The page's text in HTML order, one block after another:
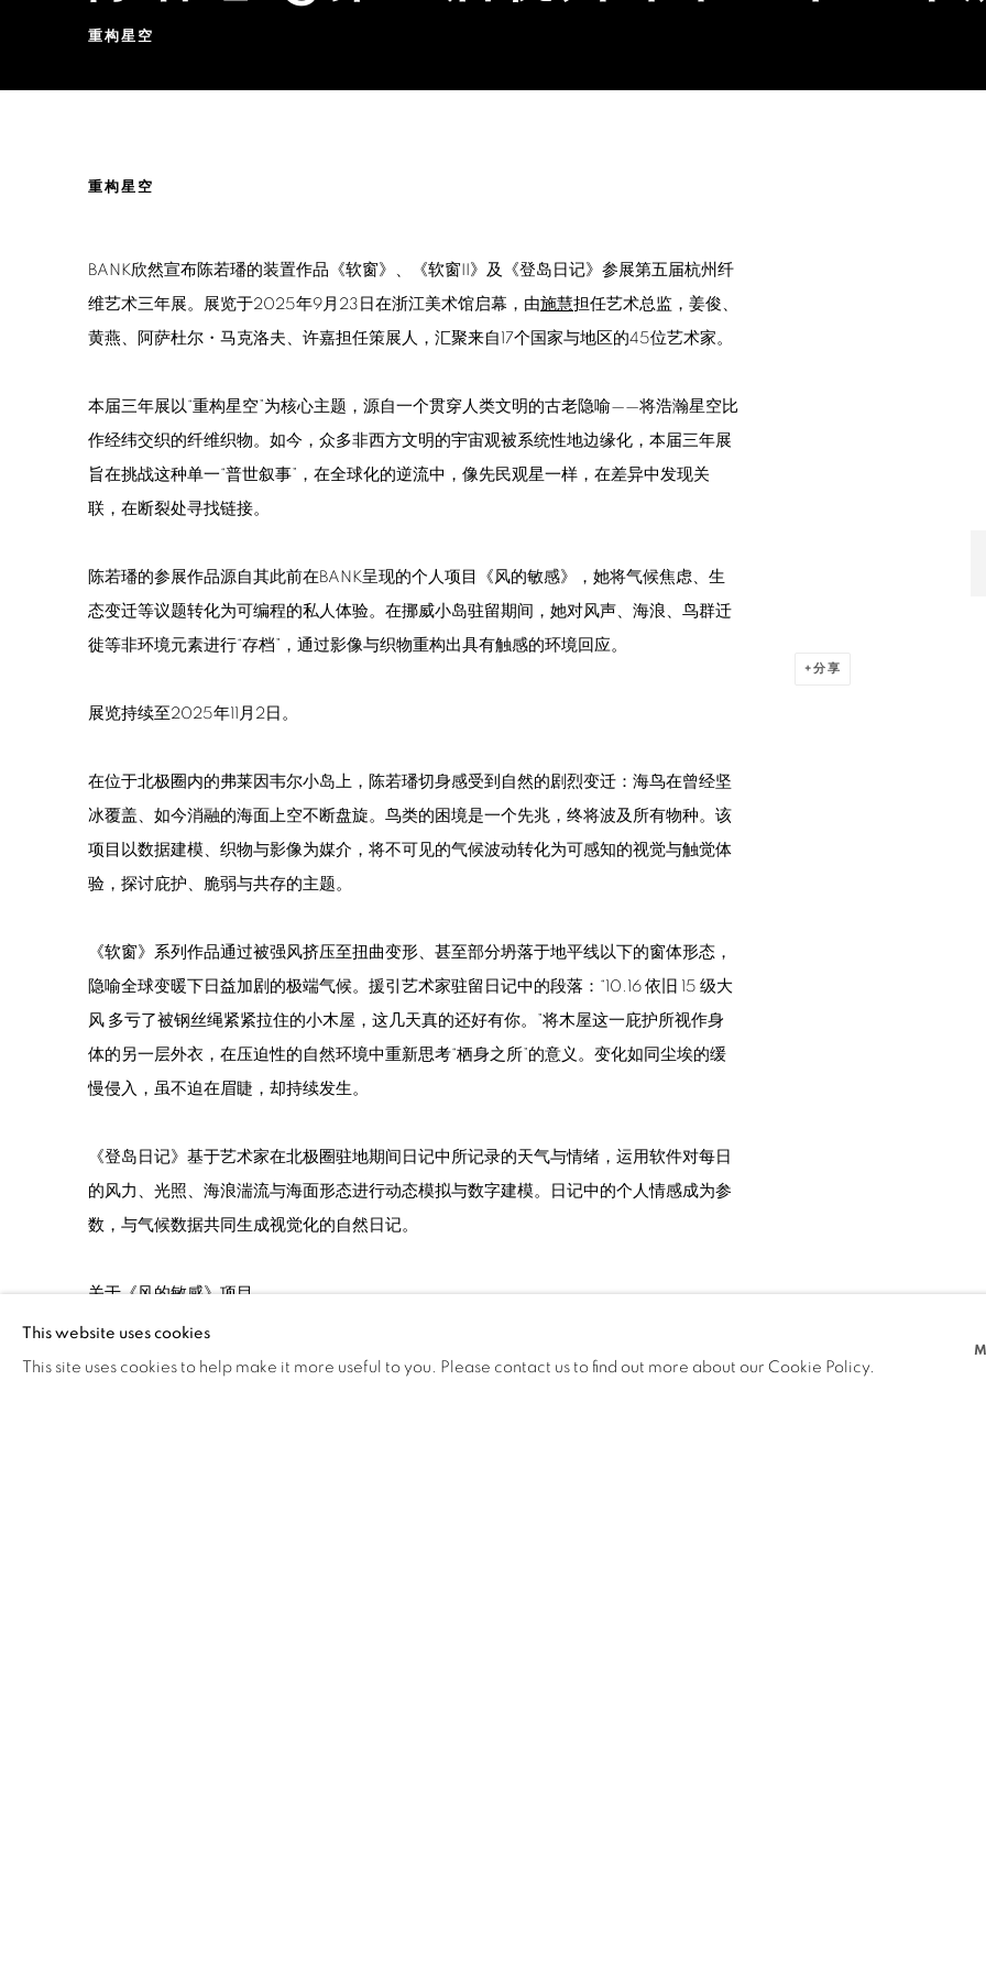
重构星空
陈若璠 @第五届杭州纤维艺术三年展
重构星空
分享
BANK欣然宣布陈若璠的装置作品《软窗》、《软窗II》及《登岛日记》参展第五届杭州纤
维艺术三年展。展览于2025年9月23日在浙江美术馆启幕，由施慧担任艺术总监，姜俊、
黄燕、阿萨杜尔・马克洛夫、许嘉担任策展人，汇聚来自17个国家与地区的45位艺术家。
本届三年展以“重构星空”为核心主题，源自一个贯穿人类文明的古老隐喻——将浩瀚星空比
作经纬交织的纤维织物。如今，众多非西方文明的宇宙观被系统性地边缘化，本届三年展
旨在挑战这种单一“普世叙事”， 在全球化的逆流中，像先民观星一样，在差异中发现关
联，在断裂处寻找链接。
陈若璠的参展作品源自其此前在BANK呈现的个人项目《风的敏感》，她将气候焦虑、生
态变迁等议题转化为可编程的私人体验。在挪威小岛驻留期间，她对风声、海浪、鸟群迁
徙等非环境元素进行“存档”，通过影像与织物重构出具有触感的环境回应。
展览持续至2025年11月2日。
在位于北极圈内的弗莱因韦尔小岛上，陈若璠切身感受到自然的剧烈变迁：海鸟在曾经坚
冰覆盖、如今消融的海面上空不断盘旋。鸟类的困境是一个先兆，终将波及所有物种。该
项目以数据建模、织物与影像为媒介，将不可见的气候波动转化为可感知的视觉与触觉体
验，探讨庇护、脆弱与共存的主题。
《软窗》系列作品通过被强风挤压至扭曲变形、甚至部分坍落于地平线以下的窗体形态，
隐喻全球变暖下日益加剧的极端气候。援引艺术家驻留日记中的段落：“ 10.16 依旧 15 级大
风 多亏了被钢丝绳紧紧拉住的小木屋， 这几天真的还好有你。 ”将木屋这一庇护所视作身
体的另一层外衣，在压迫性的自然环境中重新思考“栖身之所”的意义。变化如同尘埃的缓
慢侵入，虽不迫在眉睫，却持续发生。
《登岛日记》基于艺术家在北极圈驻地期间日记中所记录的天气与情绪，运用软件对每日
的风力、光照、海浪湍流与海面形态进行动态模拟与数字建模。日记中的个人情感成为参
数，与气候数据共同生成视觉化的自然日记。
关于《风的敏感》项目
2025.9.23 - 2025.11.2
This website uses cookies
This site uses cookies to help make it more useful to you. Please contact us to find out more about our Cookie Policy.